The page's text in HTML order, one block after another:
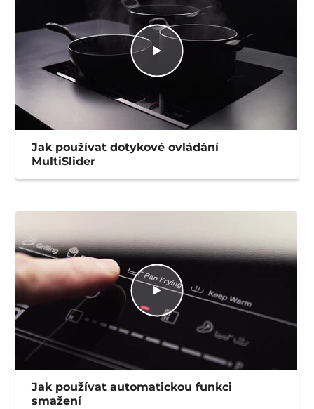
Jak používat dotykové ovládání
MultiSlider
Jak používat automatickou funkci
smažení